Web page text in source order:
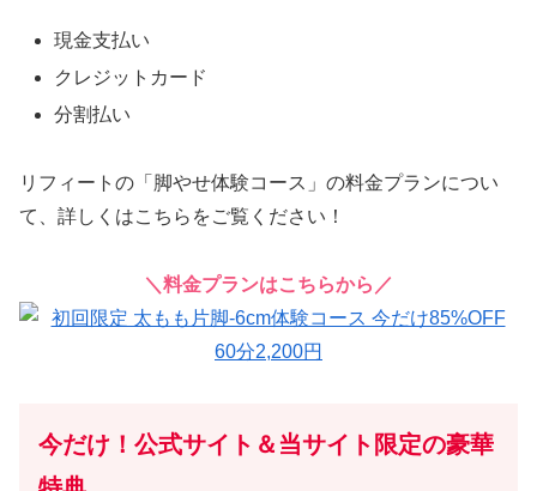
現金支払い
クレジットカード
分割払い
リフィートの「脚やせ体験コース」の料金プランについ
て、詳しくはこちらをご覧ください！
＼料金プランはこちらから／
今だけ！公式サイト＆当サイト限定の豪華